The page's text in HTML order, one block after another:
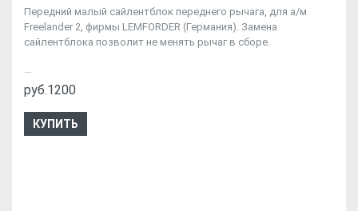
Передний малый сайлентблок переднего рычага, для а/м
Freelander 2, фирмы LEMFORDER (Германия). Замена
сайлентблока позволит не менять рычаг в сборе.
...
руб.1200
КУПИТЬ